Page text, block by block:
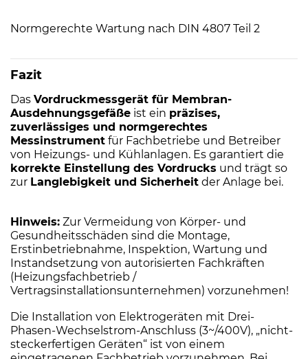
Normgerechte Wartung nach DIN 4807 Teil 2
Fazit
Das Vordruckmessgerät für Membran-
Ausdehnungsgefäße ist ein präzises,
zuverlässiges und normgerechtes
Messinstrument für Fachbetriebe und Betreiber
von Heizungs- und Kühlanlagen. Es garantiert die
korrekte Einstellung des Vordrucks und trägt so
zur Langlebigkeit und Sicherheit der Anlage bei.
Hinweis: Zur Vermeidung von Körper- und
Gesundheitsschäden sind die Montage,
Erstinbetriebnahme, Inspektion, Wartung und
Instandsetzung von autorisierten Fachkräften
(Heizungsfachbetrieb /
Vertragsinstallationsunternehmen) vorzunehmen!
Die Installation von Elektrogeräten mit Drei-
Phasen-Wechselstrom-Anschluss (3~/400V), „nicht-
steckerfertigen Geräten“ ist von einem